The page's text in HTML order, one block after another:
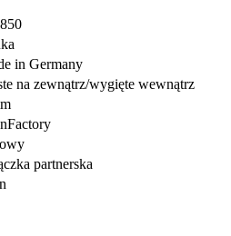
in Germany
na zewnątrz/wygięte wewnątrz
partnerska